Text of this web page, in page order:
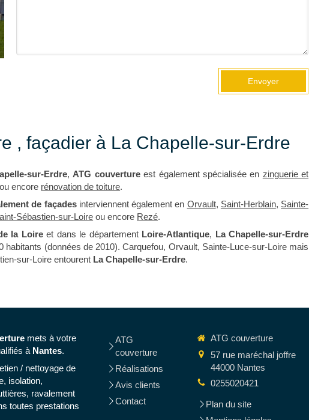
Envoyer
, façadier à La Chapelle-sur-Erdre
sur-Erdre, ATG couvertureest également spécialisée en zinguerie et
ou encore rénovation de toiture.
de façadesinterviennent également en Orvault, Saint-Herblain, Sainte-
Sébastien-sur-Loire ou encore Rezé.
la Loireet dans le département Loire-Atlantique, La Chapelle-sur-Erdre
habitants (données de 2010). Carquefou, Orvault, Sainte-Luce-sur-Loire mais
sur-Loire entourent La Chapelle-sur-Erdre.
mets à votre
à Nantes.
/ nettoyage de
isolation,
ravalement
toutes prestations
ATG
couverture
Réalisations
Avis clients
Contact
ATG couverture
57 rue maréchal joffre
44000 Nantes
0255020421
Plan du site